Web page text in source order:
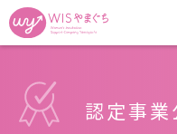
認定事業